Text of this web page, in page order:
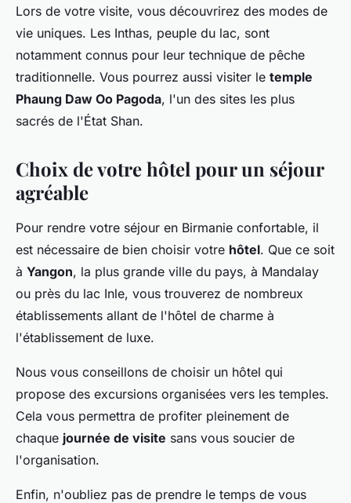
Lors de votre visite, vous découvrirez des modes de
vie uniques. Les Inthas, peuple du lac, sont
notamment connus pour leur technique de pêche
traditionnelle. Vous pourrez aussi visiter le temple
Phaung Daw Oo Pagoda, l'un des sites les plus
sacrés de l'État Shan.
Choix de votre hôtel pour un séjour
agréable
Pour rendre votre séjour en Birmanie confortable, il
est nécessaire de bien choisir votre hôtel. Que ce soit
à Yangon, la plus grande ville du pays, à Mandalay
ou près du lac Inle, vous trouverez de nombreux
établissements allant de l'hôtel de charme à
l'établissement de luxe.
Nous vous conseillons de choisir un hôtel qui
propose des excursions organisées vers les temples.
Cela vous permettra de profiter pleinement de
chaque journée de visite sans vous soucier de
l'organisation.
Enfin, n'oubliez pas de prendre le temps de vous